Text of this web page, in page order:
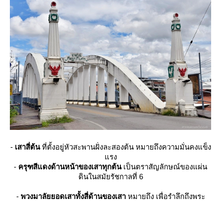
- เสาสี่ต้นที่ตั้งอยู่หัวสะพานฝั่งละสองต้น หมายถึงความมั่นคงแข็ง
รง
- ครุฑสีแดงด้านหน้าของเสาทุกต้นเป็นตราสัญลักษณ์ของแผ่น
ดินในสมัยรัชกาลที่ 6
- พวงมาลัยยอดเสาทั้งสี่ด้านของเสาหมายถึง เพื่อรำลึกถึงพระ